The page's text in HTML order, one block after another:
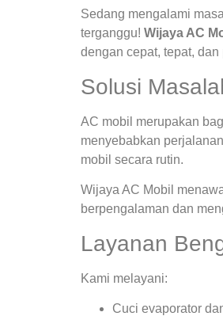
Sedang mengalami
terganggu! Wijaya AC
dengan cepat, tepat, dan
Solusi
AC mobil merupakan
menyebabkan
mobil secara rutin.
Wijaya AC Mobil
berpengalaman dan
Layanan
Kami melayani:
Cuci evaporator